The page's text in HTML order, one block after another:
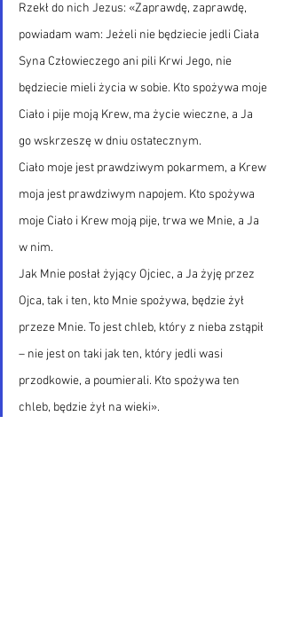
Rzekł do nich Jezus: «Zaprawdę, zaprawdę,
powiadam wam: Jeżeli nie będziecie jedli Ciała
Syna Człowieczego ani pili Krwi Jego, nie
będziecie mieli życia w sobie. Kto spożywa moje
Ciało i pije moją Krew, ma życie wieczne, a Ja
go wskrzeszę w dniu ostatecznym.
Ciało moje jest prawdziwym pokarmem, a Krew
moja jest prawdziwym napojem. Kto spożywa
moje Ciało i Krew moją pije, trwa we Mnie, a Ja
w nim.
Jak Mnie posłał żyjący Ojciec, a Ja żyję przez
Ojca, tak i ten, kto Mnie spożywa, będzie żył
przeze Mnie. To jest chleb, który z nieba zstąpił
– nie jest on taki jak ten, który jedli wasi
przodkowie, a poumierali. Kto spożywa ten
chleb, będzie żył na wieki».